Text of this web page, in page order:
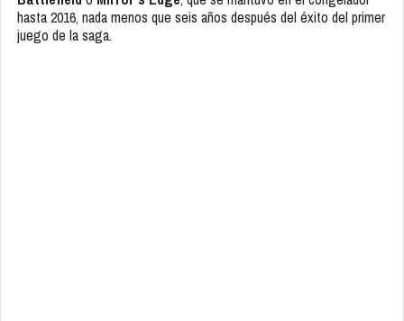
hasta 2016, nada menos que seis años después del éxito del primer
juego de la saga.